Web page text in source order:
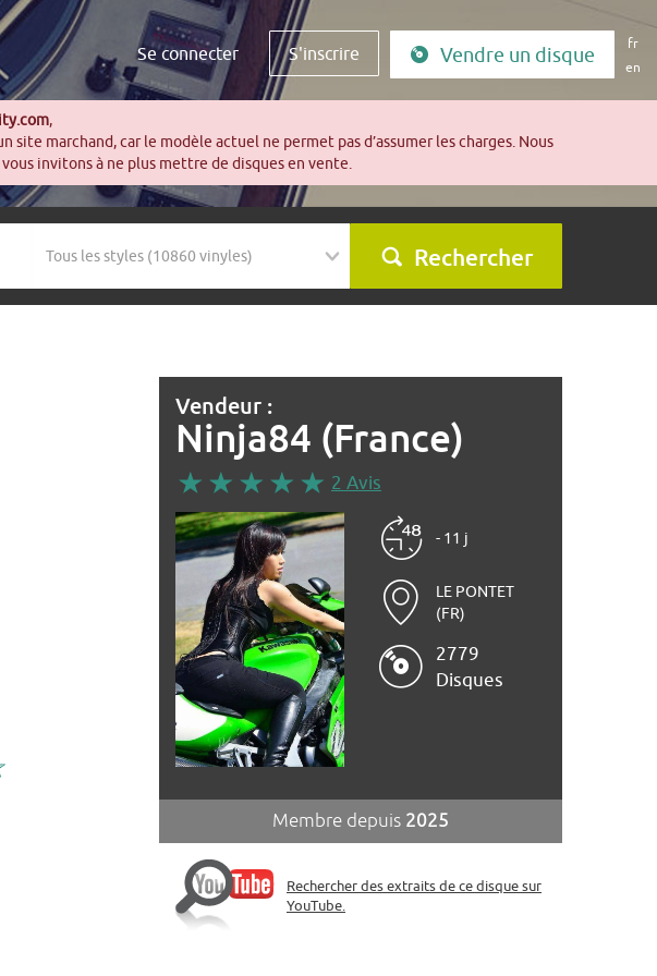
,
marchand, car le modèle actuel ne permet pas d’assumer les charges. Nous
invitons à ne plus mettre de disques en vente.
Se connecter S'inscrire Vendre un disque
fr
en
Rechercher
Vendeur :
Ninja84 (France)
2 Avis
- 11 j
LE PONTET
(FR)
2779
Disques
Membre depuis 2025
Rechercher des extraits de ce disque sur
YouTube.